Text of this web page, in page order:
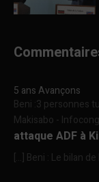
5 ans Avançons
Beni :3 personnes
Makisabo -
attaque ADF à
[…] Beni : Le bilan